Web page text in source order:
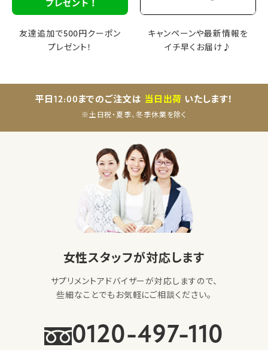
友達追加で500円クーポン
プレゼント！
キャンペーンや最新情報を
イチ早くお届け♪
平日12:00までのご注文は 当日出荷 いたします！
※土日祝・夏季、冬季休業を除く
女性スタッフが対応します
サプリメントアドバイザーが対応しますので、
些細なことでもお気軽にご相談ください。
0120-497-110